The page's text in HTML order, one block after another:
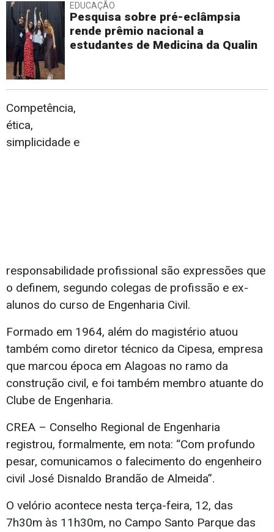
EDUCAÇÃO
Pesquisa sobre pré-eclâmpsia
rende prêmio nacional a
estudantes de Medicina da Qualin
Competência,
ética,
simplicidade e
responsabilidade profissional são expressões que
o definem, segundo colegas de profissão e ex-
alunos do curso de Engenharia Civil.
Formado em 1964, além do magistério atuou
também como diretor técnico da Cipesa, empresa
que marcou época em Alagoas no ramo da
construção civil, e foi também membro atuante do
Clube de Engenharia.
CREA – Conselho Regional de Engenharia
registrou, formalmente, em nota: “Com profundo
pesar, comunicamos o falecimento do engenheiro
civil José Disnaldo Brandão de Almeida”.
O velório acontece nesta terça-feira, 12, das
7h30m às 11h30m, no Campo Santo Parque das